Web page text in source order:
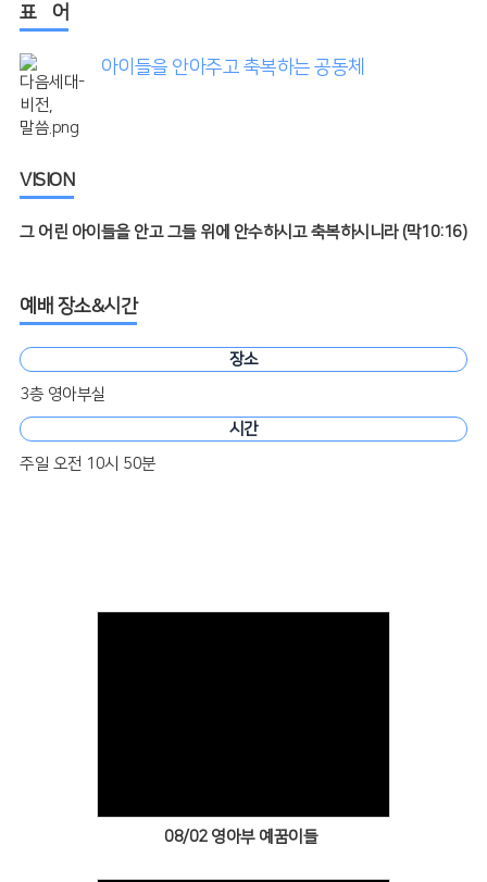
표 어
아이들을 안아주고 축복하는 공동체
VISION
그 어린 아이들을 안고 그들 위에 안수하시고 축복하시니라 (막10:16)
예배 장소&시간
장소
3층 영아부실
시간
주일 오전 10시 50분
08/02 영아부 예꿈이들